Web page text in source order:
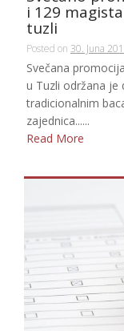
i 129
tuzli
Posted on 30. Juna
Svečana
u Tuzli održana je
tradicionalnim
zajednica......
Read More